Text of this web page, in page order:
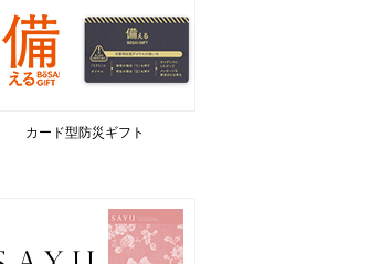
カード型防災ギフト